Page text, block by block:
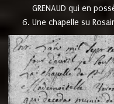
GRENAUD qui en
Une chapelle su